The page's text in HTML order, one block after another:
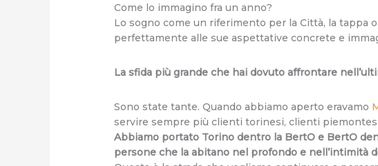
Come lo immagino fra un anno?
Lo sogno come un riferimento per la Città, la tappa
perfettamente alle sue aspettative concrete e
La sfida più grande che hai dovuto affrontare
Sono state tante. Quando abbiamo aperto eravamo
servire sempre più clienti torinesi, clienti
Abbiamo portato Torino dentro la BertO e BertO
persone che la abitano nel profondo e nell’intimità